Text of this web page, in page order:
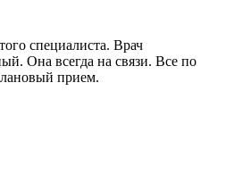
специалиста. Врач
Она всегда на связи. Все по
прием.